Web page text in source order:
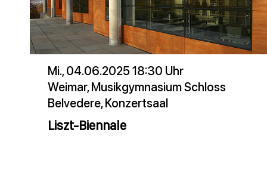
Mi., 04.06.2025 18:30 Uhr
Weimar, Musikgymnasium Schloss
Belvedere, Konzertsaal
Liszt-Biennale